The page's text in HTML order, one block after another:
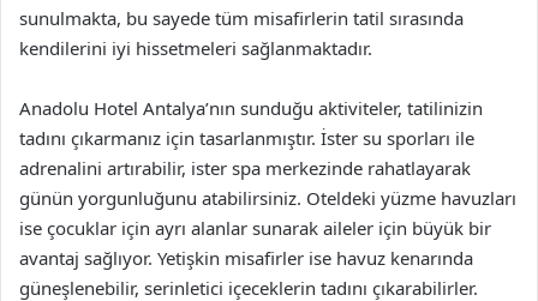
sunulmakta, bu sayede tüm misafirlerin tatil sırasında
kendilerini iyi hissetmeleri sağlanmaktadır.
Anadolu Hotel Antalya’nın sunduğu aktiviteler, tatilinizin
tadını çıkarmanız için tasarlanmıştır. İster su sporları ile
adrenalini artırabilir, ister spa merkezinde rahatlayarak
günün yorgunluğunu atabilirsiniz. Oteldeki yüzme havuzları
ise çocuklar için ayrı alanlar sunarak aileler için büyük bir
avantaj sağlıyor. Yetişkin misafirler ise havuz kenarında
güneşlenebilir, serinletici içeceklerin tadını çıkarabilirler.